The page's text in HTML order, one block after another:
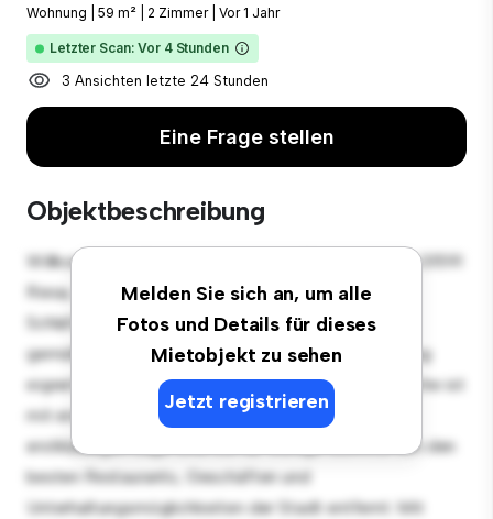
Wohnung 59 m² 2 Zimmer Vor 1 Jahr
Letzter Scan: Vor 4 Stunden
3 Ansichten letzte 24 Stunden
Eine Frage stellen
Objektbeschreibung
Melden Sie sich an, um alle
Fotos und Details für dieses
Mietobjekt zu sehen
Jetzt registrieren
Willkommen in Ihrem neuen urbanen Rückzugsort in 01591
Riesa, (Gröba), Deutschland! Diese moderne 2
Schlafzimmer-Wohnung bietet einen stilvollen und
gemütlichen Lebensraum. Die offene Raumaufteilung
eignet sich perfekt für Gäste, und die elegante Küche ist
mit erstklassigen Geräten ausgestattet. Dank der
erstklassigen Lage sind Sie nur wenige Schritte von den
besten Restaurants, Geschäften und
Unterhaltungsmöglichkeiten der Stadt entfernt. Mit